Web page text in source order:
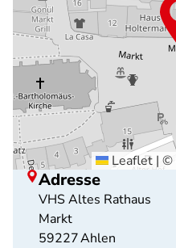
Leaflet | ©
Adresse
VHS Altes Rathaus
Markt
59227Ahlen